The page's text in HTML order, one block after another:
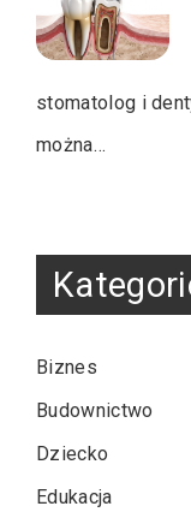
stomatolog i
można…
Biznes
Budownictwo
Dziecko
Edukacja